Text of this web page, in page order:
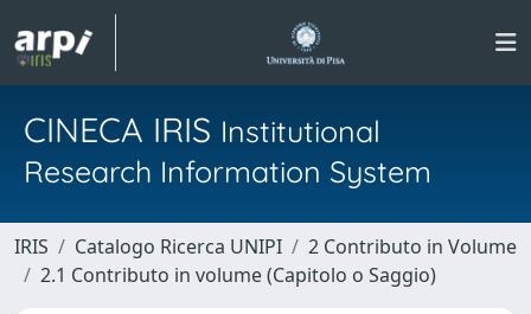
CINECA IRIS Institutional
Research Information System
IRIS Catalogo Ricerca UNIPI
2 Contributo in Volume
2.1 Contributo in volume (Capitolo o Saggio)